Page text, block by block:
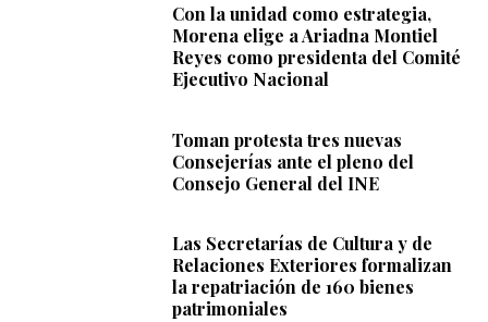
Con la unidad como estrategia,
Morena elige a Ariadna Montiel
Reyes como presidenta del Comité
Ejecutivo Nacional
Toman protesta tres nuevas
Consejerías ante el pleno del
Consejo General del INE
Las Secretarías de Cultura y de
Relaciones Exteriores formalizan
la repatriación de 160 bienes
patrimoniales